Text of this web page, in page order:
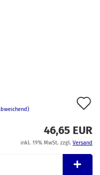
46,65 EUR
inkl. 19% MwSt. zzgl. Versand